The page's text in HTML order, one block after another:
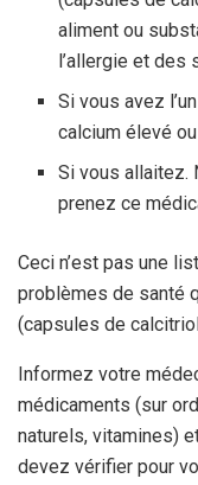
aliment ou
l’allergie et des
Si vous avez
calcium élevé
Si vous allaitez.
prenez ce
Ceci n’est pas une
problèmes de santé
(capsules de
Informez votre
médicaments (sur
naturels, vitamines)
devez vérifier pour